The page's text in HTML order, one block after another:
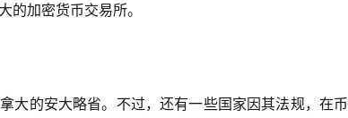
加密货币交易所。
大的安大略省。不过，还有一些国家因其法规，在币